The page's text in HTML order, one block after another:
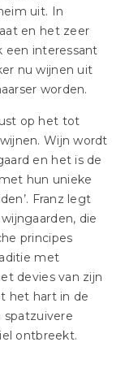
uit. In
en het zeer
een interessant
nu wijnen uit
worden.
op het tot
Wijn wordt
en het is de
hun unieke
Franz legt
die
principes
met
devies van zijn
het hart in de
spatzuivere
ontbreekt.